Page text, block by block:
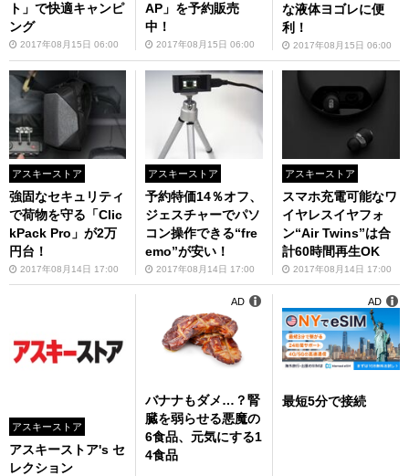
ト」で快適キャンピ
ング
2017年08月15日 06:00
AP」を予約販売
中！
2017年08月15日 06:00
な液体ヨゴレに便
利！
2017年08月15日 06:00
アスキーストア
強固なセキュリティ
で荷物を守る「Clic
kPack Pro」が2万
円台！
2017年08月14日 17:00
アスキーストア
予約特価14％オフ、
ジェスチャーでパソ
コン操作できる“fre
emo”が安い！
2017年08月14日 17:00
アスキーストア
スマホ充電可能なワ
イヤレスイヤフォ
ン“Air Twins”は合
計60時間再生OK
2017年08月14日 17:00
アスキーストア
アスキーストア's セ
レクション
バナナもダメ…？腎
臓を弱らせる悪魔の
6食品、元気にする1
4食品
AD
最短5分で接続
AD